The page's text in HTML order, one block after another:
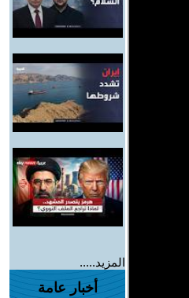
المزيد.....
أخبار عامة